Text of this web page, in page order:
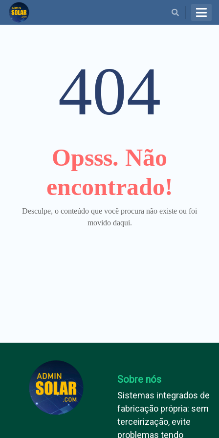
404
Opsss. Não
encontrado!
Desculpe, o conteúdo que você procura não existe ou foi
movido daqui.
Sobre nós
Sistemas integrados de
fabricação própria: sem
terceirização, evite
problemas tendo